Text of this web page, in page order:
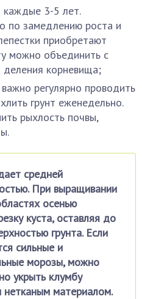
каждые 3-5 лет.
по замедлению роста и
приобретают
можно объединить с
корневища;
регулярно проводить
грунт еженедельно.
рыхлость почвы,
средней
При выращивании
осенью
куста, оставляя до
грунта. Если
сильные и
морозы, можно
укрыть клумбу
нетканым материалом.